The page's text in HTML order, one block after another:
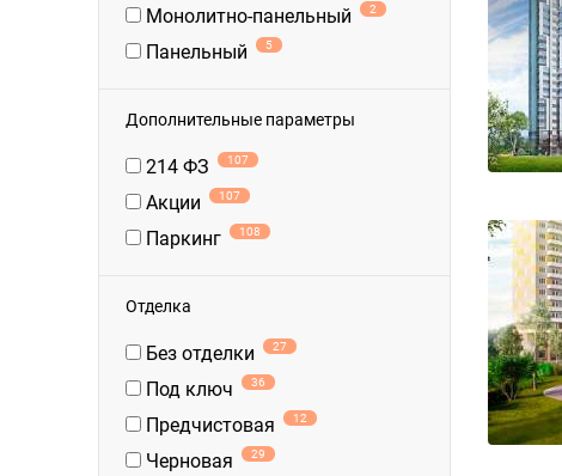
Монолитно-панельный 2
Панельный 5
Дополнительные параметры
214 ФЗ 107
Акции 107
Паркинг 108
Отделка
Без отделки 27
Под ключ 36
Предчистовая 12
Черновая 29